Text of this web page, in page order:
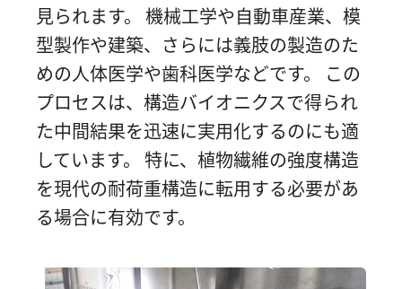
見られます。 機械工学や自動車産業、模
型製作や建築、さらには義肢の製造のた
めの人体医学や歯科医学などです。 この
プロセスは、構造バイオニクスで得られ
た中間結果を迅速に実用化するのにも適
しています。 特に、植物繊維の強度構造
を現代の耐荷重構造に転用する必要があ
る場合に有効です。